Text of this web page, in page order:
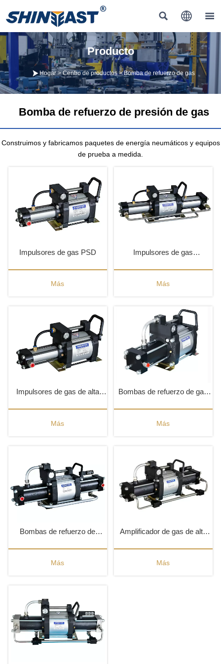
  
Producto
 Hogar>Centro de productos>Bomba de refuerzo de gas
Bomba de refuerzo de presión de gas
Construimos y fabricamos paquetes de energía neumáticos y equipos
de prueba a medida.
Impulsores de gas PSD
Más
Impulsores de gas
Más
Impulsores de gas de alta
Más
Bombas de refuerzo de gas
Más
Bombas de refuerzo de
Más
Amplificador de gas de alta
Más